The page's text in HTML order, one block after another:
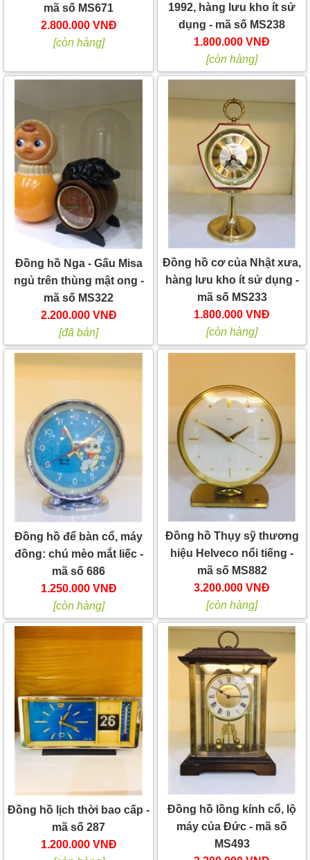
mã số MS671
2.800.000 VNĐ
[còn hàng]
1992, hàng lưu kho ít sử
dụng - mã số MS238
1.800.000 VNĐ
[còn hàng]
Đồng hồ Nga - Gấu Misa
ngủ trên thùng mật ong -
mã số MS322
2.200.000 VNĐ
[đã bán]
Đồng hồ cơ của Nhật xưa,
hàng lưu kho ít sử dụng -
mã số MS233
1.800.000 VNĐ
[còn hàng]
Đồng hồ để bàn cổ, máy
đồng: chú mèo mắt liếc -
mã số 686
1.250.000 VNĐ
[còn hàng]
Đồng hồ Thụy sỹ thương
hiệu Helveco nổi tiếng -
mã số MS882
3.200.000 VNĐ
[còn hàng]
Đồng hồ lịch thời bao cấp -
mã số 287
1.200.000 VNĐ
Đồng hồ lồng kính cổ, lộ
máy của Đức - mã số
MS493